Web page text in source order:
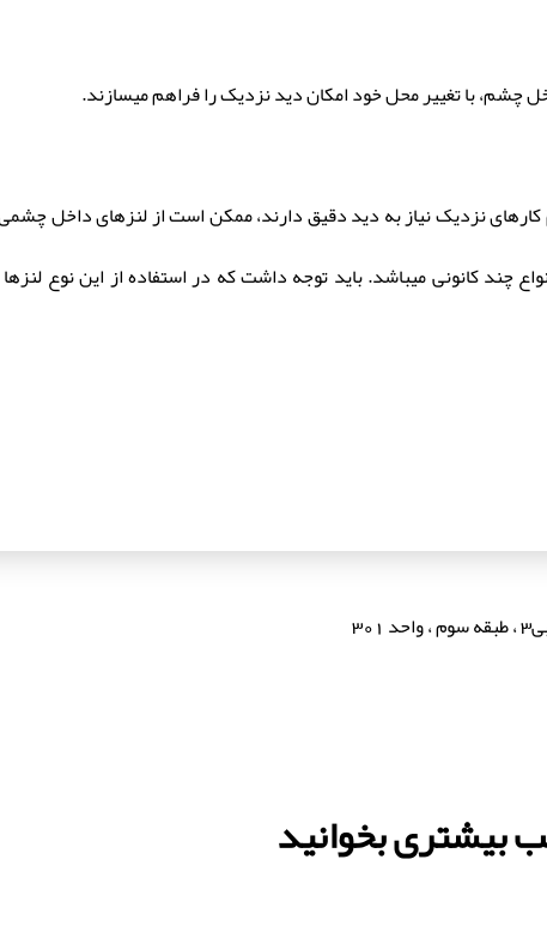
چشم، با تغییر محل خود امکان دید نزدیک را فراهم میسازند.
کارهای نزدیک نیاز به ديد دقيق دارند، ممکن است از لنزهاى داخل
چند کانونی میباشد. باید توجه داشت که در استفاده از این نوع
بیشتری بخوانید